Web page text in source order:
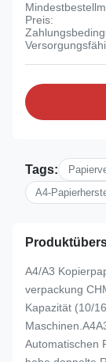
Preis:
Tags:
A4-
A4/A3
verpackung
Kapazität (10/
Automatischen